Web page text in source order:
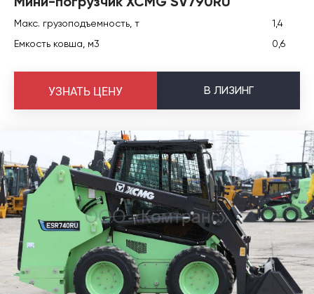
Макс. грузоподъемность, т
1,4
Емкость ковша, м3
0,6
В ЛИЗИНГ
УЗНАТЬ ЦЕНУ